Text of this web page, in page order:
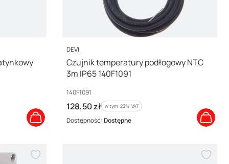
PRODUCENT
DEVI
Czujnik temperatury podłogowy NTC
3m IP65 140F1091
Kod producenta
140F1091
Cena brutto
128,50 zł w tym %s VAT
w tym 23% VAT
Dostępność:Dostępne